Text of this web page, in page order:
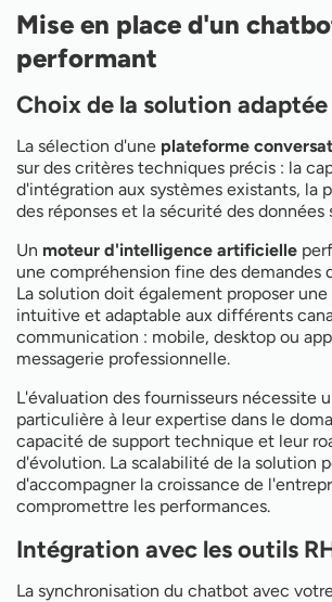
Mise en place d'un
performant
Choix de la solution adaptée
La sélection d'une plateforme
sur des critères techniques précis : la
d'intégration aux systèmes existants, la
des réponses et la sécurité des données
Un moteur d'intelligence artificielle
une compréhension fine des demandes
La solution doit également proposer
intuitive et adaptable aux différents
communication : mobile, desktop ou
messagerie professionnelle.
L'évaluation des fournisseurs nécessite
particulière à leur expertise dans le
capacité de support technique et leur
d'évolution. La scalabilité de la solution
d'accompagner la croissance de
compromettre les performances.
Intégration avec les outils
La synchronisation du chatbot avec